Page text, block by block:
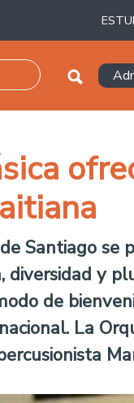
Santiago
diversidad y
de
La